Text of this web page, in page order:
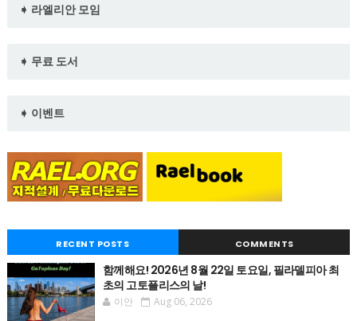
➧ 라엘리안 모임
➧ 무료 도서
➧ 이벤트
RECENT POSTS COMMENTS
함께해요! 2026년 8월 22일 토요일, 필라델피아 최
초의 고토플리스의 날!
이안 Aug 06, 2026